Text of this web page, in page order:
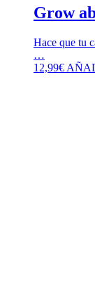
Grow
Hace que tu
…
12,99€